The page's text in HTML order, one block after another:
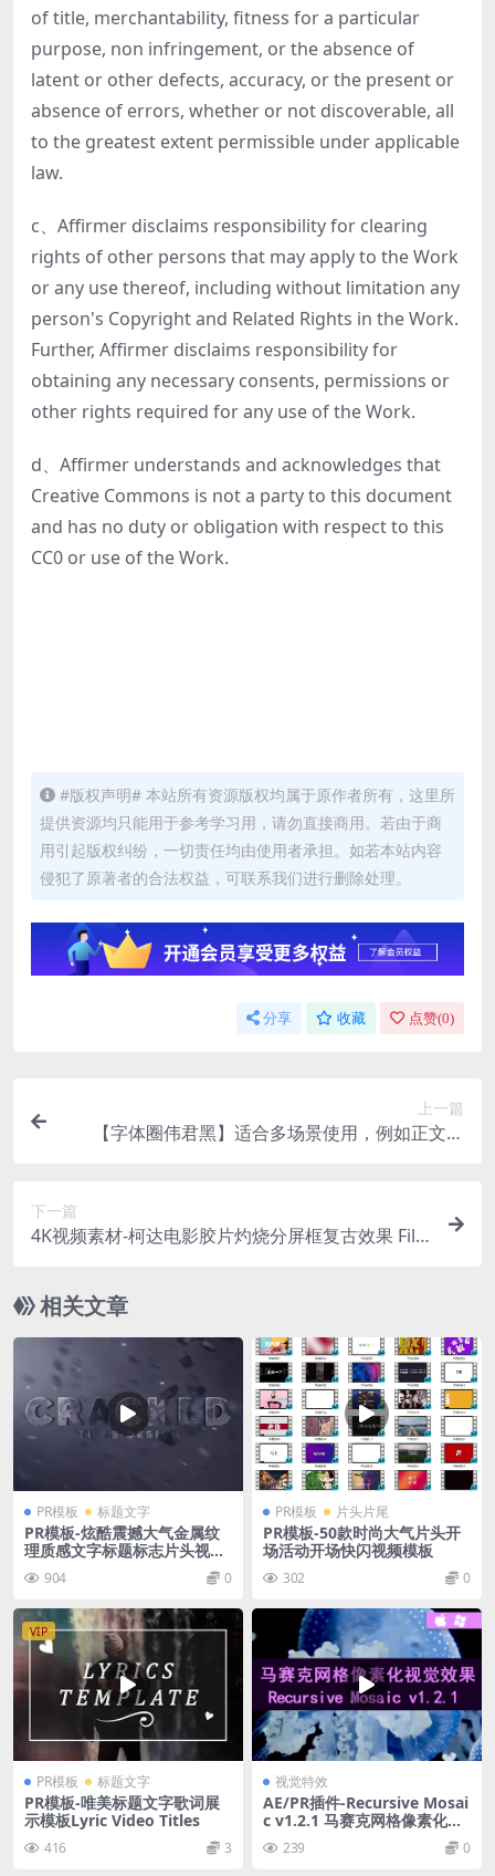
of title, merchantability, fitness for a particular
purpose, non infringement, or the absence of
latent or other defects, accuracy, or the present or
absence of errors, whether or not discoverable, all
to the greatest extent permissible under applicable
law.
c、Affirmer disclaims responsibility for clearing
rights of other persons that may apply to the Work
or any use thereof, including without limitation any
person's Copyright and Related Rights in the Work.
Further, Affirmer disclaims responsibility for
obtaining any necessary consents, permissions or
other rights required for any use of the Work.
d、Affirmer understands and acknowledges that
Creative Commons is not a party to this document
and has no duty or obligation with respect to this
CC0 or use of the Work.
#版权声明# 本站所有资源版权均属于原作者所有，这里所
提供资源均只能用于参考学习用，请勿直接商用。若由于商
用引起版权纠纷，一切责任均由使用者承担。如若本站内容
侵犯了原著者的合法权益，可联系我们进行删除处理。
分享 收藏 点赞(0)
上一篇
【字体圈伟君黑】适合多场景使用，例如正文排
下一篇
4K视频素材-柯达电影胶片灼烧分屏框复古效果 Fil
相关文章
PR模板 标题文字
PR模板-炫酷震撼大气金属纹
理质感文字标题标志片头视频
904 0
PR模板 片头片尾
PR模板-50款时尚大气片头开
场活动开场快闪视频模板
302 0
VIP
PR模板 标题文字
PR模板-唯美标题文字歌词展
示模板Lyric Video Titles
416 3
视觉特效
AE/PR插件-Recursive Mosai
c v1.2.1 马赛克网格像素化视
觉效果 Mac/Win
239 0